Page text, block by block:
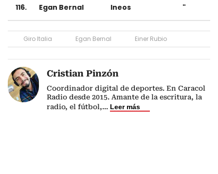
116. Egan Bernal Ineos "
Giro Italia Egan Bernal Einer Rubio
Cristian Pinzón
Coordinador digital de deportes. En Caracol
Radio desde 2015. Amante de la escritura, la
radio, el fútbol,... Leer más